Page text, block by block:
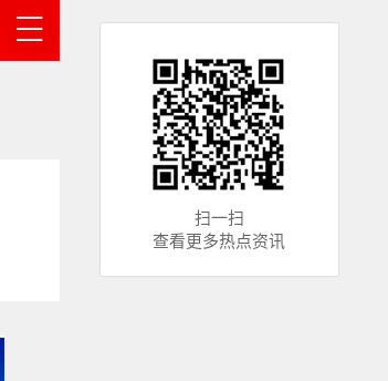
扫一扫
查看更多热点资讯